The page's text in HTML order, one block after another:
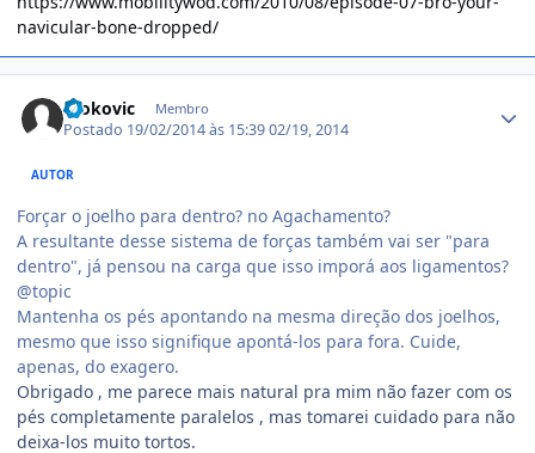
navicular-bone-dropped/
Djokovic Membro
Postado 19/02/2014 às 15:3902/19, 2014
AUTOR
Forçar o joelho para dentro? no Agachamento?
A resultante desse sistema de forças também vai ser "para
dentro", já pensou na carga que isso imporá aos ligamentos?
@topic
Mantenha os pés apontando na mesma direção dos joelhos,
mesmo que isso signifique apontá-los para fora. Cuide,
apenas, do exagero.
Obrigado , me parece mais natural pra mim não fazer com os
pés completamente paralelos , mas tomarei cuidado para não
deixa-los muito tortos.